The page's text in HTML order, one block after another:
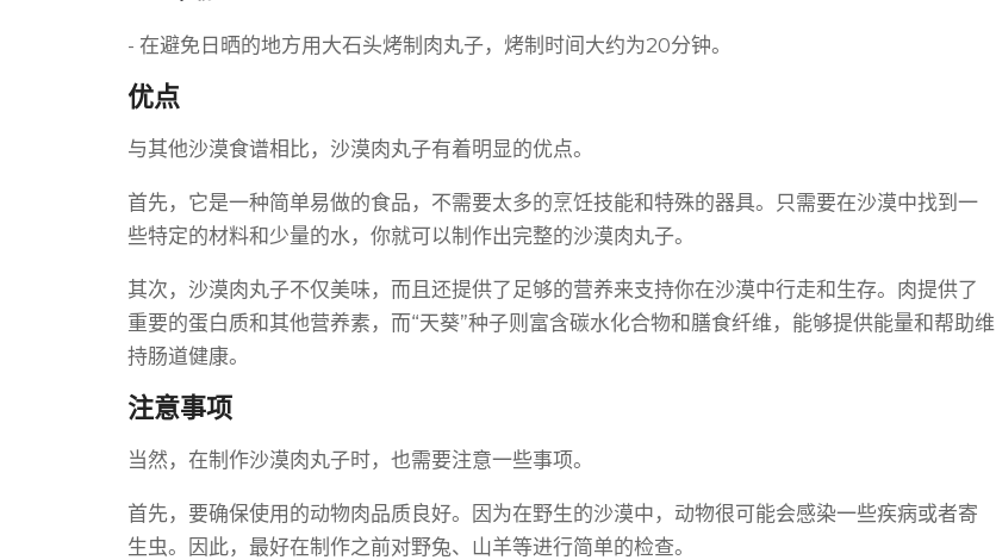
- 在避免日晒的地方用大石头烤制肉丸子，烤制时间大约为20分钟。
优点
与其他沙漠食谱相比，沙漠肉丸子有着明显的优点。
首先，它是一种简单易做的食品，不需要太多的烹饪技能和特殊的器具。只需要在沙漠中找到一
些特定的材料和少量的水，你就可以制作出完整的沙漠肉丸子。
其次，沙漠肉丸子不仅美味，而且还提供了足够的营养来支持你在沙漠中行走和生存。肉提供了
重要的蛋白质和其他营养素，而“天葵”种子则富含碳水化合物和膳食纤维，能够提供能量和帮助维
持肠道健康。
注意事项
当然，在制作沙漠肉丸子时，也需要注意一些事项。
首先，要确保使用的动物肉品质良好。因为在野生的沙漠中，动物很可能会感染一些疾病或者寄
生虫。因此，最好在制作之前对野兔、山羊等进行简单的检查。